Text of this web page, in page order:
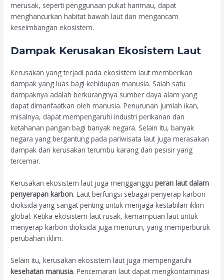
merusak, seperti penggunaan pukat harimau, dapat
menghancurkan habitat bawah laut dan mengancam
keseimbangan ekosistem.
Dampak Kerusakan Ekosistem Laut
Kerusakan yang terjadi pada ekosistem laut memberikan
dampak yang luas bagi kehidupan manusia. Salah satu
dampaknya adalah berkurangnya sumber daya alam yang
dapat dimanfaatkan oleh manusia. Penurunan jumlah ikan,
misalnya, dapat mempengaruhi industri perikanan dan
ketahanan pangan bagi banyak negara. Selain itu, banyak
negara yang bergantung pada pariwisata laut juga merasakan
dampak dari kerusakan terumbu karang dan pesisir yang
tercemar.
Kerusakan ekosistem laut juga menggangguperan laut dalam
penyerapan karbon. Laut berfungsi sebagai penyerap karbon
dioksida yang sangat penting untuk menjaga kestabilan iklim
global. Ketika ekosistem laut rusak, kemampuan laut untuk
menyerap karbon dioksida juga menurun, yang memperburuk
perubahan iklim.
Selain itu, kerusakan ekosistem laut juga mempengaruhi
kesehatan manusia. Pencemaran laut dapat mengkontaminasi